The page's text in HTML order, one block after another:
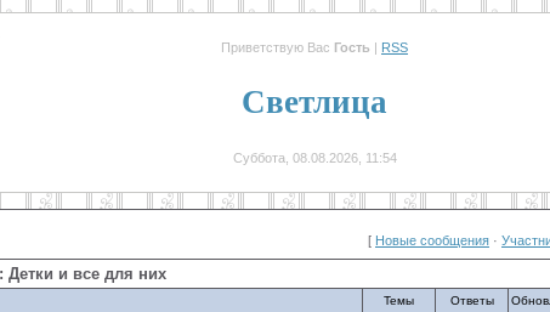
Приветствую Вас Гость | RSS
Светлица
Суббота, 08.08.2026, 11:54
[ Новые сообщения ·
Детки и все для них
Темы Ответы